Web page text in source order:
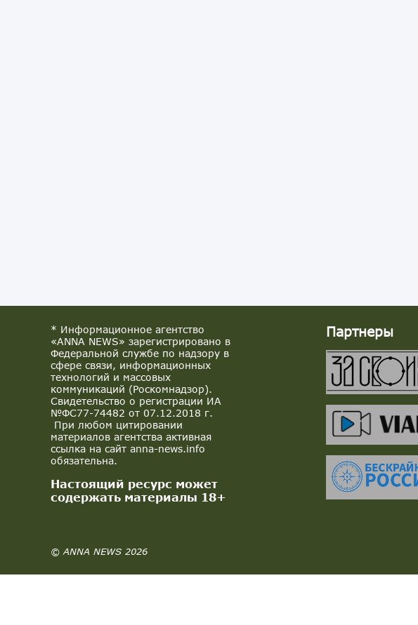
* Информационное агентство
«ANNA NEWS» зарегистрировано в
Федеральной службе по надзору в
сфере связи, информационных
технологий и массовых
коммуникаций (Роскомнадзор).
Свидетельство о регистрации ИА
№ФС77-74482 от 07.12.2018 г.
При любом цитировании
материалов агентства активная
ссылка на сайт anna-news.info
обязательна.
Настоящий ресурс может
содержать материалы 18+
© ANNA NEWS 2026
Партнеры